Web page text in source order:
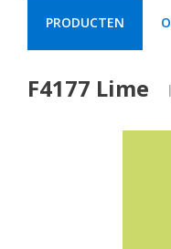
PRODUCTEN
F4177 Lime